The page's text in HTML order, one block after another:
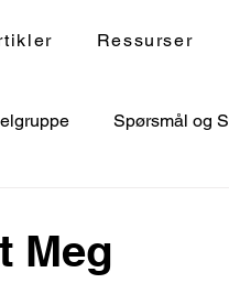
Ressurser
Spørsmål og
Meg